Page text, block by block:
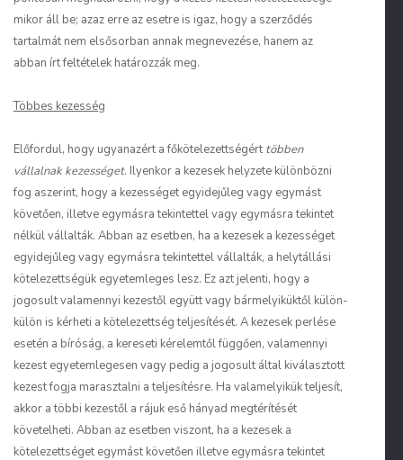
mikor áll be; azaz erre az esetre is igaz, hogy a szerződés
tartalmát nem elsősorban annak megnevezése, hanem az
abban írt feltételek határozzák meg.
Többes kezesség
Előfordul, hogy ugyanazért a főkötelezettségért többen
vállalnak kezességet. Ilyenkor a kezesek helyzete különbözni
fog aszerint, hogy a kezességet egyidejűleg vagy egymást
követően, illetve egymásra tekintettel vagy egymásra tekintet
nélkül vállalták. Abban az esetben, ha a kezesek a kezességet
egyidejűleg vagy egymásra tekintettel vállalták, a helytállási
kötelezettségük egyetemleges lesz. Ez azt jelenti, hogy a
jogosult valamennyi kezestől együtt vagy bármelyiküktől külön-
külön is kérheti a kötelezettség teljesítését. A kezesek perlése
esetén a bíróság, a kereseti kérelemtől függően, valamennyi
kezest egyetemlegesen vagy pedig a jogosult által kiválasztott
kezest fogja marasztalni a teljesítésre. Ha valamelyikük teljesít,
akkor a többi kezestől a rájuk eső hányad megtérítését
követelheti. Abban az esetben viszont, ha a kezesek a
kötelezettséget egymást követően illetve egymásra tekintet